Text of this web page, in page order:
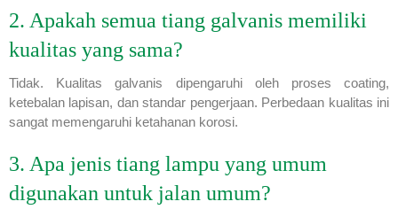
2. Apakah semua tiang galvanis memiliki
kualitas yang sama?
Tidak. Kualitas galvanis dipengaruhi oleh proses coating,
ketebalan lapisan, dan standar pengerjaan. Perbedaan kualitas ini
sangat memengaruhi ketahanan korosi.
3. Apa jenis tiang lampu yang umum
digunakan untuk jalan umum?